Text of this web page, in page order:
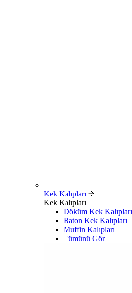
Kek Kalıpları
Kek Kalıpları
Döküm Kek Kalıpları
Baton Kek Kalıpları
Muffin Kalıpları
Tümünü Gör